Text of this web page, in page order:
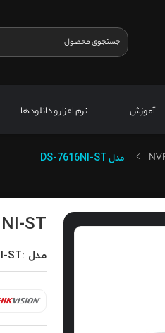
آموزش نرم افزار و دانلودها
مدلDS-7616NI-ST
ST
مدل :DS-7616NI-ST